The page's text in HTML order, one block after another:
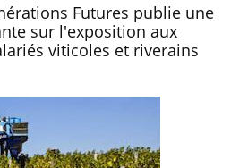
Futures publie une
sur l'exposition aux
viticoles et riverains